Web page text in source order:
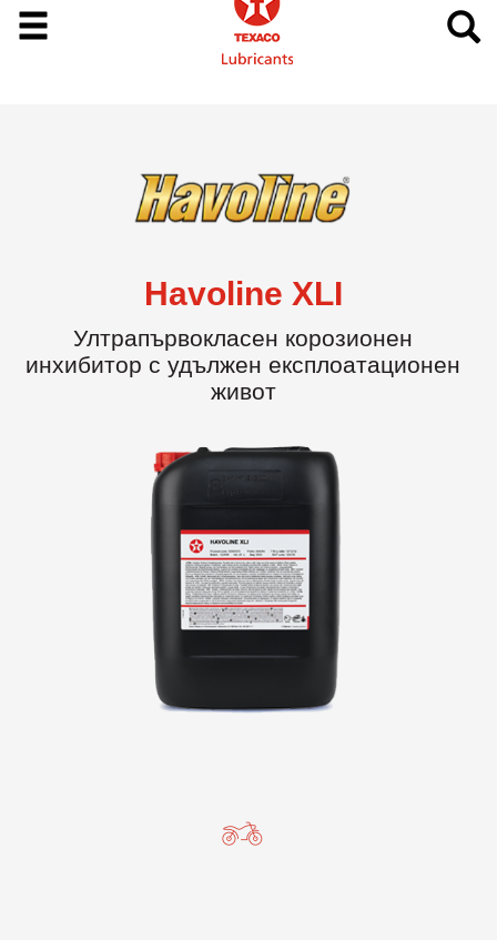
Havoline XLI
Ултрапървокласен корозионен
инхибитор с удължен експлоатационен
живот